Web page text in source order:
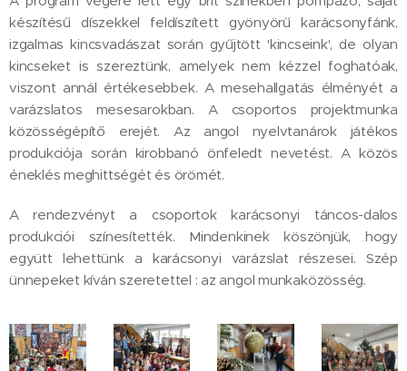
készítésű díszekkel feldíszített gyönyörű karácsonyfánk,
izgalmas kincsvadászat során gyűjtött 'kincseink', de olyan
kincseket is szereztünk, amelyek nem kézzel foghatóak,
viszont annál értékesebbek. A mesehallgatás élményét a
varázslatos mesesarokban. A csoportos projektmunka
közösségépítő erejét. Az angol nyelvtanárok játékos
produkciója során kirobbanó önfeledt nevetést. A közös
éneklés meghittségét és örömét.
A rendezvényt a csoportok karácsonyi táncos-dalos
produkciói színesítették. Mindenkinek köszönjük, hogy
együtt lehettünk a karácsonyi varázslat részesei. Szép
ünnepeket kíván szeretettel : az angol munkaközösség.